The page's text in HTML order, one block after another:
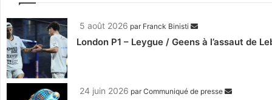
5 août 2026 par Franck Binisti
London P1 – Leygue / Geens à l’assaut de
24 juin 2026 parCommuniqué de presse